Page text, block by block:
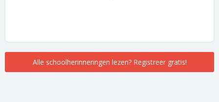
Alle schoolherinneringen lezen? Registreer gratis!